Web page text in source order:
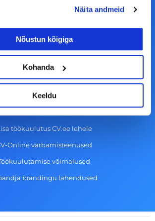
Näita andmeid
Nõustun kõigiga
Kohanda
Keeldu
-
a
m
n
b
Tööpakkumised
tööpakkumiste teavitus
KKK
Kasutustingimused
Tööandjale
töökuulutus CV.ee lehele
Online värbamisteenused
võimalused
brändingu lahendused